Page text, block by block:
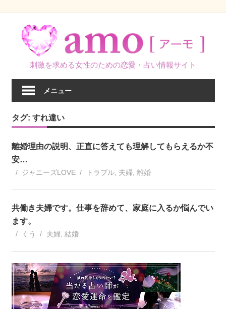
刺激を求める女性のための恋愛・占い情報サイト
メニュー
タグ: すれ違い
離婚理由の説明、正直に答えても理解してもらえるか不
安…
ジャニーズLOVE トラブル, 夫婦, 離婚
共働き夫婦です。仕事を辞めて、家庭に入るか悩んでい
ます。
くう 夫婦, 結婚